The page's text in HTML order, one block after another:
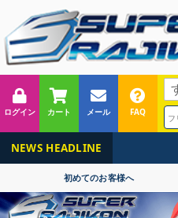
ログイン カート メール FAQ
NEWS HEADLINE
初めてのお客様へ